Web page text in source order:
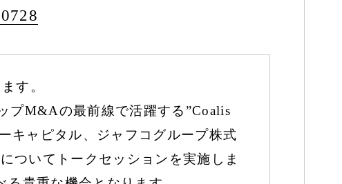
す。
プM&Aの最前線で活躍する”Coalis
キャピタル、ジャフコグループ株式
ついてトークセッションを実施しま